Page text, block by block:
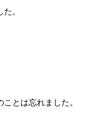
。
とは忘れました。